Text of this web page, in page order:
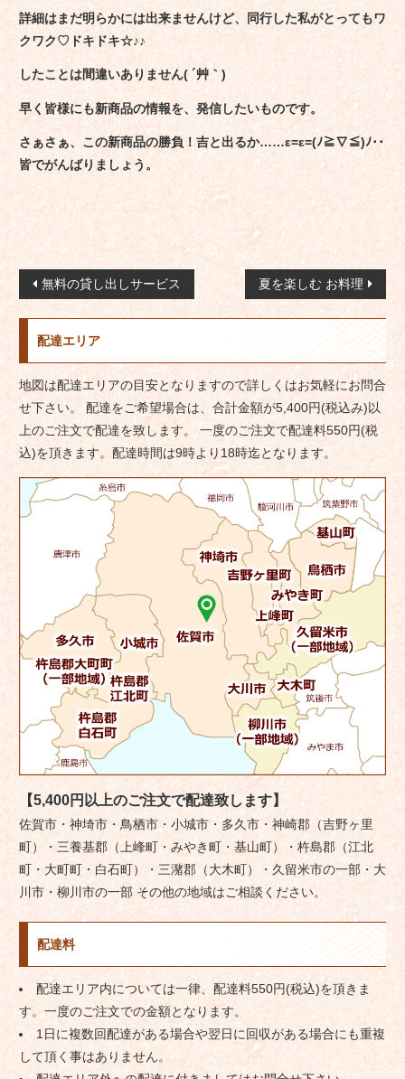
詳細はまだ明らかには出来ませんけど、同行した私がとってもワ
クワク♡ドキドキ☆♪♪
したことは間違いありません( ´艸｀)
早く皆様にも新商品の情報を、発信したいものです。
さぁさぁ、この新商品の勝負！吉と出るか……ε=ε=(ﾉ≧∇≦)ﾉ･･
皆でがんばりましょう。
投
稿
ナ
ビ
ゲ
ー
シ
ョ
ン
無料の貸し出しサービス 夏を楽しむ お料理
配達エリア
地図は配達エリアの目安となりますので詳しくはお気軽にお問合
せ下さい。 配達をご希望場合は、合計金額が5,400円(税込み)以
上のご注文で配達を致します。 一度のご注文で配達料550円(税
込)を頂きます。配達時間は9時より18時迄となります。
【5,400円以上のご注文で配達致します】
佐賀市・神埼市・鳥栖市・小城市・多久市・神崎郡（吉野ヶ里
町）・三養基郡（上峰町・みやき町・基山町）・杵島郡（江北
町・大町町・白石町）・三潴郡（大木町）・久留米市の一部・大
川市・柳川市の一部 その他の地域はご相談ください。
配達料
配達エリア内については一律、配達料550円(税込)を頂きま
す。一度のご注文での金額となります。
1日に複数回配達がある場合や翌日に回収がある場合にも重複
して頂く事はありません。